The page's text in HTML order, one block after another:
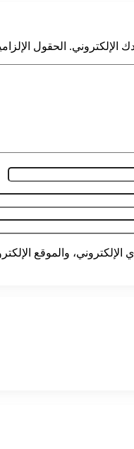
الإلكتروني. الحقول
والموقع